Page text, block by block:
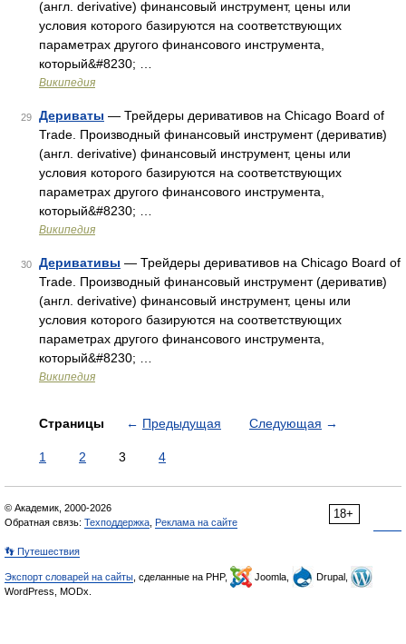
(англ. derivative) финансовый инструмент, цены или
условия которого базируются на соответствующих
параметрах другого финансового инструмента,
который&#8230; …
Википедия
29 Дериваты — Трейдеры деривативов на Chicago Board of
Trade. Производный финансовый инструмент (дериватив)
(англ. derivative) финансовый инструмент, цены или
условия которого базируются на соответствующих
параметрах другого финансового инструмента,
который&#8230; …
Википедия
30 Деривативы — Трейдеры деривативов на Chicago Board of
Trade. Производный финансовый инструмент (дериватив)
(англ. derivative) финансовый инструмент, цены или
условия которого базируются на соответствующих
параметрах другого финансового инструмента,
который&#8230; …
Википедия
Страницы ← Предыдущая Следующая →
1 2 3 4
18+
© Академик, 2000-2026
Обратная связь: Техподдержка Реклама на сайте
👣 Путешествия
Экспорт словарей на сайты , сделанные на PHP, Joomla,
Drupal,
WordPress, MODx.